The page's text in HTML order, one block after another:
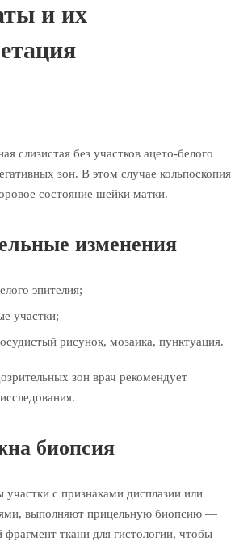
и их
слизистая без участков ацето-белого
зон. В этом случае кольпоскопия
состояние шейки матки.
изменения
эпителия;
участки;
рисунок, мозаика, пунктуация.
зон врач рекомендует
биопсия
с признаками дисплазии или
выполняют прицельную биопсию —
ткани для гистологии, чтобы